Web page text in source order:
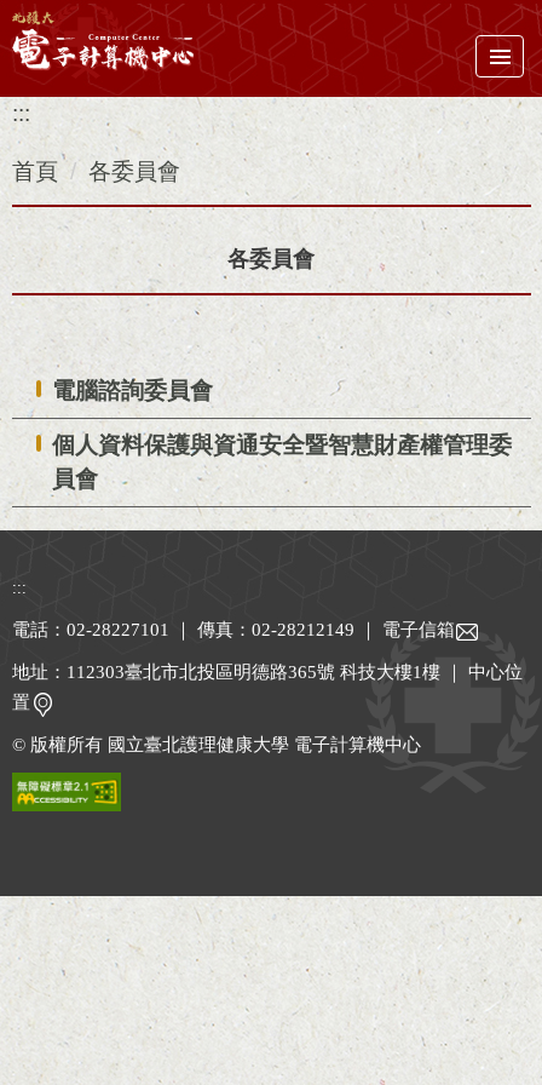
跳
到
要
內
容
:::
首頁 各委員會
各委員會
電腦諮詢委員會
個人資料保護與資通安全暨智慧財產權管理委
員會
:::
電話：02-28227101 ｜ 傳真：02-28212149 ｜ 電子信箱
地址：112303臺北市北投區明德路365號 科技大樓1樓 ｜ 中心位
置
© 版權所有 國立臺北護理健康大學 電子計算機中心